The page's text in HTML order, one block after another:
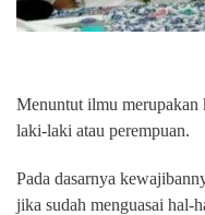
Menuntut ilmu merupakan
laki-laki atau perempuan.
Pada dasarnya
jika sudah menguasai hal-